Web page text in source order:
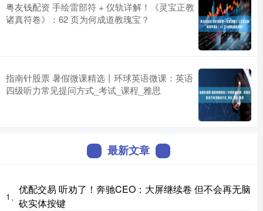
粤友钱配资 手绘雷部符 + 仪轨详解！《灵宝正教
诸真符卷》：62 页为何成道教瑰宝？
指南针股票 暑假微课精选丨环球英语微课：英语
四级听力常见提问方式_考试_课程_雅思
最新文章
1、
优配交易 听劝了！奔驰CEO：大屏继续卷 但不会再无脑
砍实体按键